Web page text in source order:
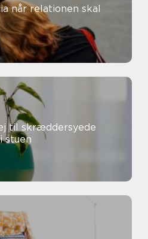
til skræddersyede
stuen